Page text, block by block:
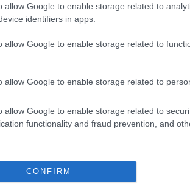
allow Google to enable storage related to
identifiers in apps.
allow Google to enable storage related to
allow Google to enable storage related to
allow Google to enable storage related to
functionality and fraud prevention, and
CONFIRM